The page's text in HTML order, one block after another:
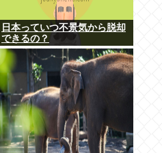
日本っていつ不景気から脱却
できるの？